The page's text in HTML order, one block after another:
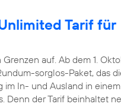
Tarif für
auf. Ab dem 1.
sorglos-Paket, das
In- und Ausland in
Denn der Tarif beinhaltet